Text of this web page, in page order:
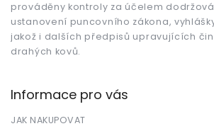
prováděny kontroly za účelem
ustanovení puncovního zákona,
jakož i dalších předpisů upravujících
drahých kovů.
Informace pro vás
JAK NAKUPOVAT